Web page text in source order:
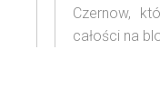
Czernow,
całości na